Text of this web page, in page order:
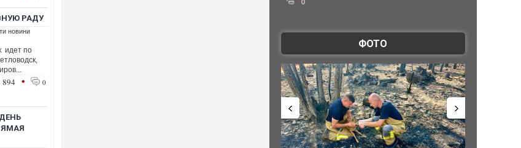
РАДУ
новини
идет по
894 • 0
0
ФОТО